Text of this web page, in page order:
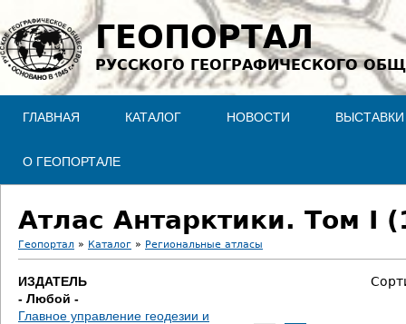
Jump to navigation
ГЕОПОРТАЛ
РУССКОГО ГЕОГРАФИЧЕСКОГО
ГЛАВНАЯ КАТАЛОГ НОВОСТИ ВЫСТАВКИ
О ГЕОПОРТАЛЕ
Атлас Антарктики. Том I
В
ы
Геопортал » Каталог » Региональные атласы
ИЗДАТЕЛЬ
- Любой -
Главное управление геодезии и